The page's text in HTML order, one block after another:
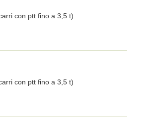
con ptt fino a 3,5 t)
con ptt fino a 3,5 t)